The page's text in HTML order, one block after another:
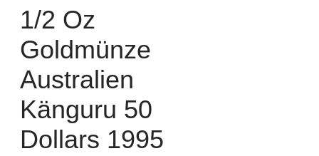
1/2 Oz
Goldmünze
Australien
Känguru 50
Dollars 1995